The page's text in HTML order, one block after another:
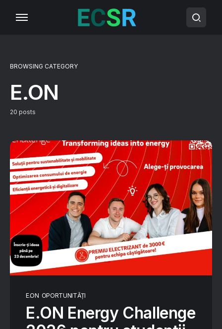
BROWSING CATEGORY
E.ON
20 posts
E.ON OPORTUNITĂȚI
E.ON Energy Challenge